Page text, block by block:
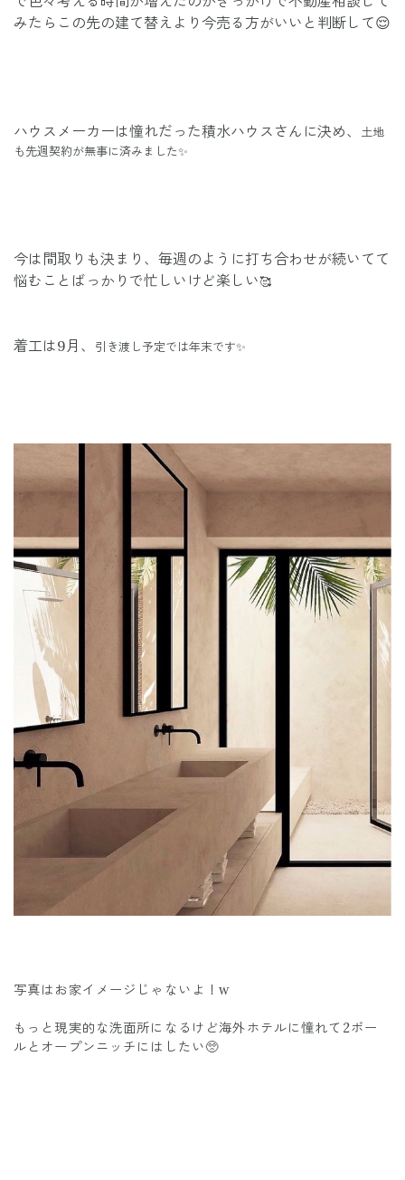
みたらこの先の建て替えより今売る方がいいと判断して😌
ハウスメーカーは憧れだった積水ハウスさんに決め、
土地
も先週契約が無事に済みました✨
今は間取りも決まり、 毎週のように打ち合わせが続いてて
悩むことばっかりで忙しいけど楽しい🥰
着工は9月、 引き渡し予定では年末です✨
写真はお家イメージじゃないよ！w
もっと現実的な洗面所になるけど海外ホテルに憧れて2ボー
ルとオープンニッチにはしたい🥺